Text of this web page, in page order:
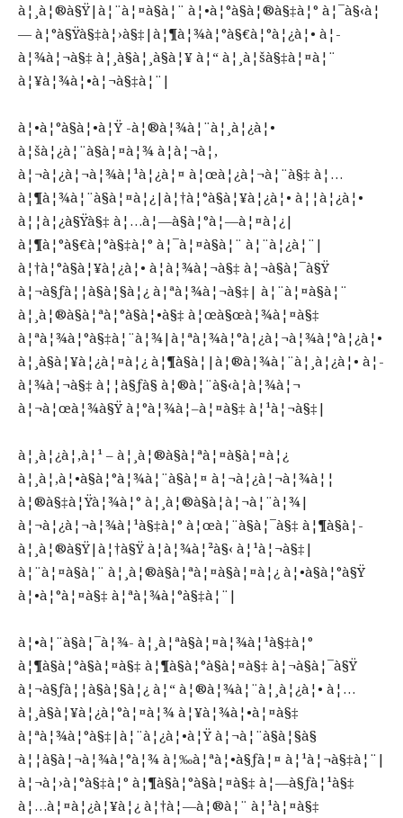
à¦¸à¦®à§Ÿ|à¦¨à¦¤à§à¦¨ à¦•à¦°à§à¦®à§‡à¦° à¦¯à§‹à¦
— à¦°à§Ÿà§‡à¦›à§‡|à¦¶à¦¾à¦°à§€à¦°à¦¿à¦• à¦­
à¦¾à¦¬à§‡ à¦¸à§à¦¸à§à¦¥ à¦“ à¦¸à¦šà§‡à¦¤à¦¨
à¦¥à¦¾à¦•à¦¬à§‡à¦¨|
à¦•à¦°à§à¦•à¦Ÿ -à¦®à¦¾à¦¨à¦¸à¦¿à¦•
à¦šà¦¿à¦¨à§à¦¤à¦¾ à¦à¦¬à¦‚
à¦¬à¦¿à¦¬à¦¾à¦¹à¦¿à¦¤ à¦œà¦¿à¦¬à¦¨à§‡ à¦…
à¦¶à¦¾à¦¨à§à¦¤à¦¿|à¦†à¦°à§à¦¥à¦¿à¦• à¦¦à¦¿à¦•
à¦¦à¦¿à§Ÿà§‡ à¦…à¦—à§à¦°à¦—à¦¤à¦¿|
à¦¶à¦°à§€à¦°à§‡à¦° à¦¯à¦¤à§à¦¨ à¦¨à¦¿à¦¨|
à¦†à¦°à§à¦¥à¦¿à¦• à¦­à¦¾à¦¬à§‡ à¦¬à§à¦¯à§Ÿ
à¦¬à§ƒà¦¦à§à¦§à¦¿ à¦ªà¦¾à¦¬à§‡| à¦¨à¦¤à§à¦¨
à¦¸à¦®à§à¦ªà¦°à§à¦•à§‡ à¦œà§œà¦¾à¦¤à§‡
à¦ªà¦¾à¦°à§‡à¦¨à¦¾|à¦ªà¦¾à¦°à¦¿à¦¬à¦¾à¦°à¦¿à¦•
à¦¸à§à¦¥à¦¿à¦¤à¦¿ à¦¶à§à¦­|à¦®à¦¾à¦¨à¦¸à¦¿à¦• à¦­
à¦¾à¦¬à§‡ à¦¦à§ƒà§ à¦®à¦¨à§‹à¦­à¦¾à¦¬
à¦¬à¦œà¦¾à§Ÿ à¦°à¦¾à¦–à¦¤à§‡ à¦¹à¦¬à§‡|
à¦¸à¦¿à¦‚à¦¹ – à¦¸à¦®à§à¦ªà¦¤à§à¦¤à¦¿
à¦¸à¦‚à¦•à§à¦°à¦¾à¦¨à§à¦¤ à¦¬à¦¿à¦¬à¦¾à¦¦
à¦®à§‡à¦Ÿà¦¾à¦° à¦¸à¦®à§à¦­à¦¬à¦¨à¦¾|
à¦¬à¦¿à¦¬à¦¾à¦¹à§‡à¦° à¦œà¦¨à§à¦¯à§‡ à¦¶à§à¦­
à¦¸à¦®à§Ÿ|à¦†à§Ÿ à¦­à¦¾à¦²à§‹ à¦¹à¦¬à§‡|
à¦¨à¦¤à§à¦¨ à¦¸à¦®à§à¦ªà¦¤à§à¦¤à¦¿ à¦•à§à¦°à§Ÿ
à¦•à¦°à¦¤à§‡ à¦ªà¦¾à¦°à§‡à¦¨|
à¦•à¦¨à§à¦¯à¦¾- à¦¸à¦ªà§à¦¤à¦¾à¦¹à§‡à¦°
à¦¶à§à¦°à§à¦¤à§‡ à¦¶à§à¦°à§à¦¤à§‡ à¦¬à§à¦¯à§Ÿ
à¦¬à§ƒà¦¦à§à¦§à¦¿ à¦“ à¦®à¦¾à¦¨à¦¸à¦¿à¦• à¦…
à¦¸à§à¦¥à¦¿à¦°à¦¤à¦¾ à¦¥à¦¾à¦•à¦¤à§‡
à¦ªà¦¾à¦°à§‡|à¦¨à¦¿à¦•à¦Ÿ à¦¬à¦¨à§à¦§à§
à¦¦à§à¦¬à¦¾à¦°à¦¾ à¦‰à¦ªà¦•à§ƒà¦¤ à¦¹à¦¬à§‡à¦¨|
à¦¬à¦›à¦°à§‡à¦° à¦¶à§à¦°à§à¦¤à§‡ à¦—à§ƒà¦¹à§‡
à¦…à¦¤à¦¿à¦¥à¦¿ à¦†à¦—à¦®à¦¨ à¦¹à¦¤à§‡